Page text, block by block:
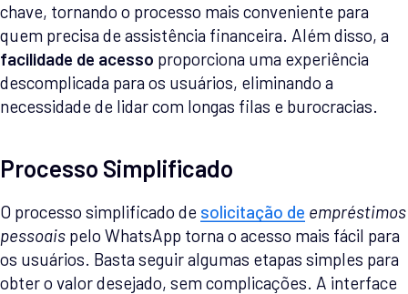
chave, tornando o processo mais conveniente para
quem precisa de assistência financeira. Além disso, a
facilidade de acesso proporciona uma experiência
descomplicada para os usuários, eliminando a
necessidade de lidar com longas filas e burocracias.
Processo Simplificado
O processo simplificado de solicitação de empréstimos
pessoais pelo WhatsApp torna o acesso mais fácil para
os usuários. Basta seguir algumas etapas simples para
obter o valor desejado, sem complicações. A interface